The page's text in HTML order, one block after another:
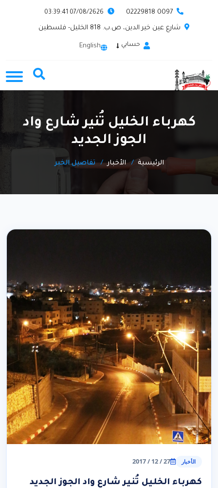
0097 02229818
شارع عين خير الدين، ص.ب. 818 الخليل- فلسطين
حسابي English
كهرباء الخليل تُنير شارع واد
الجوز الجديد
الرئيسية الأخبار تفاصيل الخبر
الأخبار 27 / 12 / 2017
كهرباء الخليل تُنير شارع واد الجوز الجديد